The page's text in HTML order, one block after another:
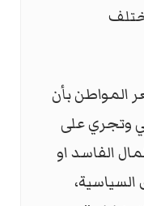
المواطن بأن
وتجري على
الفاسد او
السياسية،